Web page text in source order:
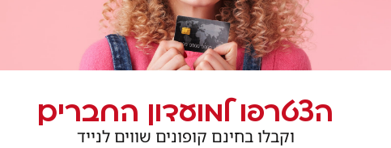
הצטרפו למועדון החברים
וקבלו בחינם קופונים שווים לנייד